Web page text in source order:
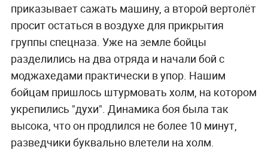
приказывает сажать машину, а второй вертолёт
просит остаться в воздухе для прикрытия
группы спецназа. Уже на земле бойцы
разделились на два отряда и начали бой с
моджахедами практически в упор. Нашим
бойцам пришлось штурмовать холм, на котором
укрепились "духи". Динамика боя была так
высока, что он продлился не более 10 минут,
разведчики буквально влетели на холм.